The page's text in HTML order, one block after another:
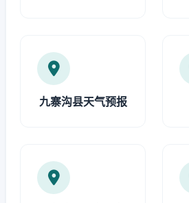
九寨沟县天气预报